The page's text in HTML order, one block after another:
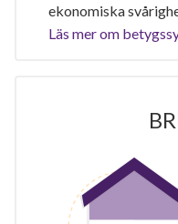
ekonomiska
Läs mer om